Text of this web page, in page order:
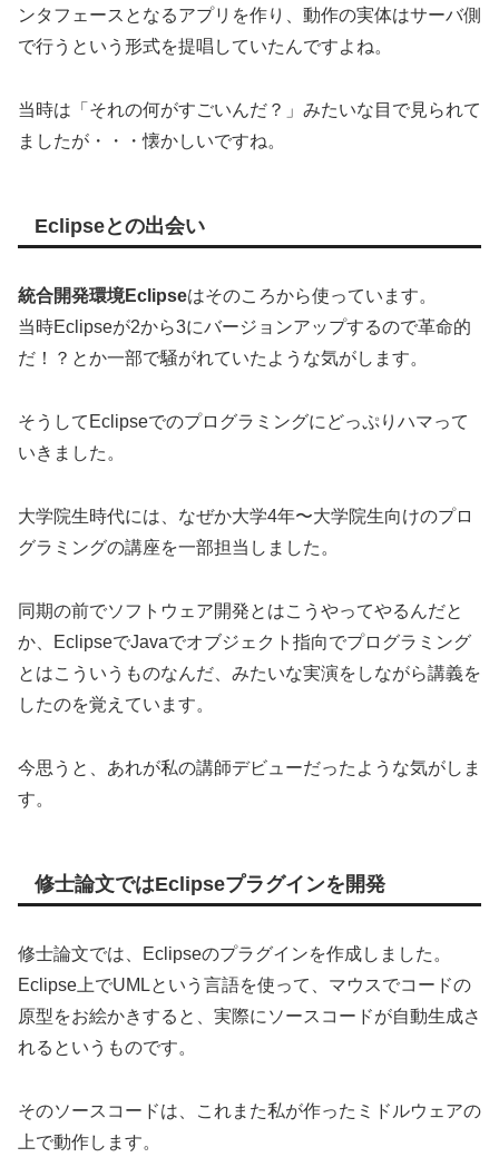
ンタフェースとなるアプリを作り、動作の実体はサーバ側
で行うという形式を提唱していたんですよね。
当時は「それの何がすごいんだ？」みたいな目で見られて
ましたが・・・懐かしいですね。
Eclipseとの出会い
統合開発環境Eclipseはそのころから使っています。
当時Eclipseが2から3にバージョンアップするので革命的
だ！？とか一部で騒がれていたような気がします。
そうしてEclipseでのプログラミングにどっぷりハマって
いきました。
大学院生時代には、なぜか大学4年〜大学院生向けのプロ
グラミングの講座を一部担当しました。
同期の前でソフトウェア開発とはこうやってやるんだと
か、EclipseでJavaでオブジェクト指向でプログラミング
とはこういうものなんだ、みたいな実演をしながら講義を
したのを覚えています。
今思うと、あれが私の講師デビューだったような気がしま
す。
修士論文ではEclipseプラグインを開発
修士論文では、Eclipseのプラグインを作成しました。
Eclipse上でUMLという言語を使って、マウスでコードの
原型をお絵かきすると、実際にソースコードが自動生成さ
れるというものです。
そのソースコードは、これまた私が作ったミドルウェアの
上で動作します。